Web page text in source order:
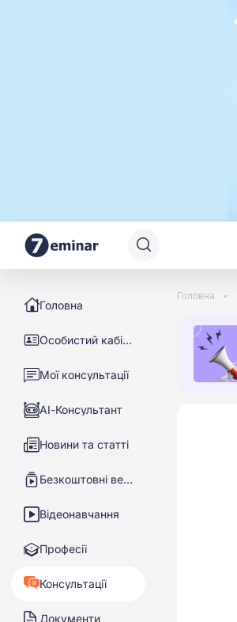
Головна
Особистий кабінет
Мої консультації
АІ-Консультант
Новини та статті
Безкоштовні вебінари
Відеонавчання
Професії
Консультації
Документи
Головна